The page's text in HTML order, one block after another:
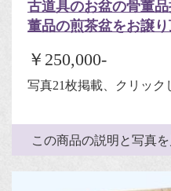
古道具のお盆の骨董
董品の煎茶盆をお譲り
￥250,000-
写真21枚掲載、クリック
この商品の説明と写真を